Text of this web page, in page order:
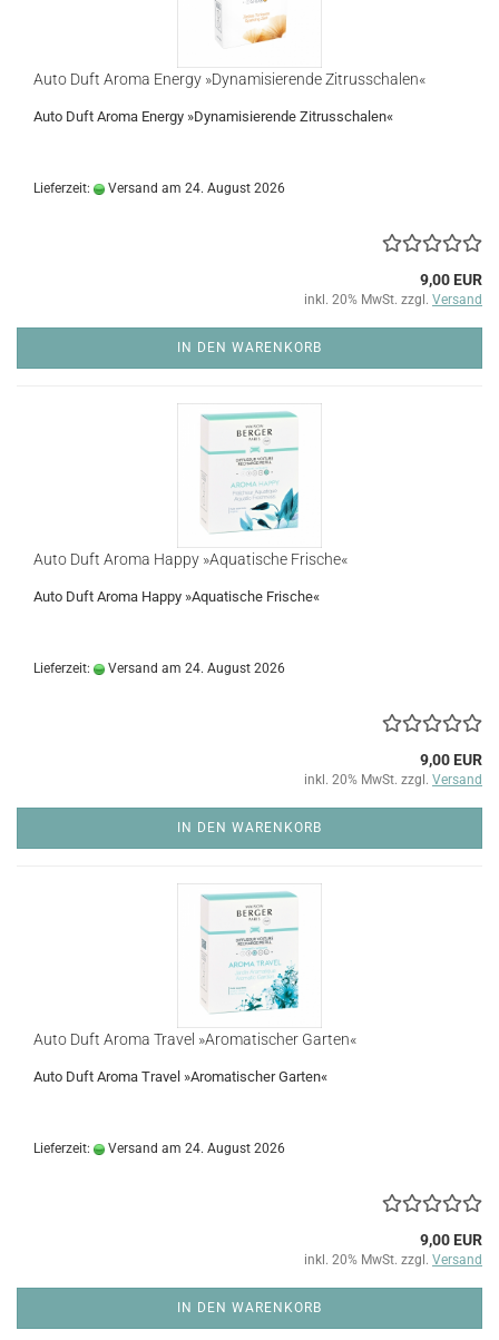
Auto Duft Aroma Energy »Dynamisierende Zitrusschalen«
Auto Duft Aroma Energy »Dynamisierende Zitrusschalen«
Lieferzeit: Versand am 24. August 2026
9,00 EUR
inkl. 20% MwSt. zzgl. Versand
IN DEN WARENKORB
Auto Duft Aroma Happy »Aquatische Frische«
Auto Duft Aroma Happy »Aquatische Frische«
Lieferzeit: Versand am 24. August 2026
9,00 EUR
inkl. 20% MwSt. zzgl. Versand
IN DEN WARENKORB
Auto Duft Aroma Travel »Aromatischer Garten«
Auto Duft Aroma Travel »Aromatischer Garten«
Lieferzeit: Versand am 24. August 2026
9,00 EUR
inkl. 20% MwSt. zzgl. Versand
IN DEN WARENKORB